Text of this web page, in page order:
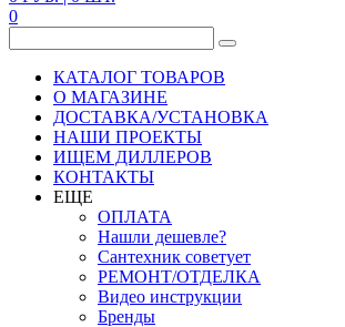
0
КАТАЛОГ ТОВАРОВ
О МАГАЗИНЕ
ДОСТАВКА/УСТАНОВКА
НАШИ ПРОЕКТЫ
ИЩЕМ ДИЛЛЕРОВ
КОНТАКТЫ
ЕЩЕ
ОПЛАТА
Нашли дешевле?
Сантехник советует
РЕМОНТ/ОТДЕЛКА
Видео инструкции
Бренды